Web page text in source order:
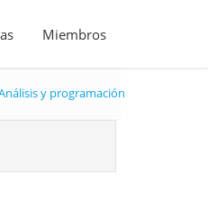
Miembros
y programación